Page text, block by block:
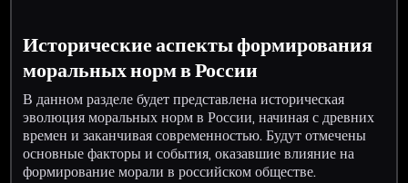
Исторические аспекты формирования
моральных норм в России
В данном разделе будет представлена историческая
эволюция моральных норм в России, начиная с древних
времен и заканчивая современностью. Будут отмечены
основные факторы и события, оказавшие влияние на
формирование морали в российском обществе.